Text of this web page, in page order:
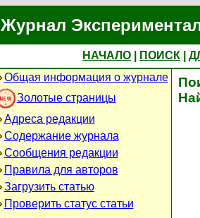
Журнал
НАЧАЛО ПОИСК
Общая информация о журнале
Золотые страницы
Адреса редакции
Содержание журнала
Сообщения редакции
Правила для авторов
Загрузить статью
Проверить статус статьи